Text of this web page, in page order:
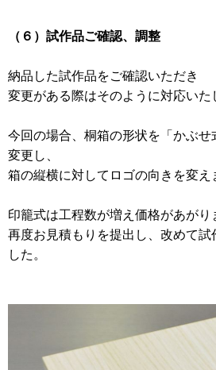
（６）試作品ご確認、調整
納品した試作品をご確認いただき
変更がある際はそのように対応いた
今回の場合、桐箱の形状を「かぶせ
変更し、
箱の縦横に対してロゴの向きを変え
印籠式は工程数が増え価格があがり
再度お見積もりを提出し、改めて試
した。